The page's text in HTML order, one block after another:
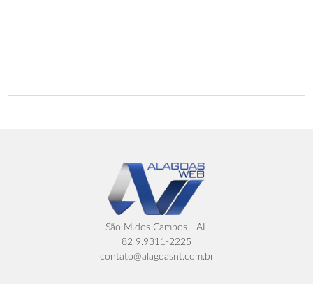
São M.dos Campos - AL
82 9.9311-2225
contato@alagoasnt.com.br